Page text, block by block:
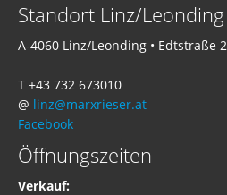
Standort Linz/Leonding
A-4060 Linz/Leonding • Edtstraße 2
T +43 732 673010
@ linz@marxrieser.at
Facebook
Öffnungszeiten
Verkauf: